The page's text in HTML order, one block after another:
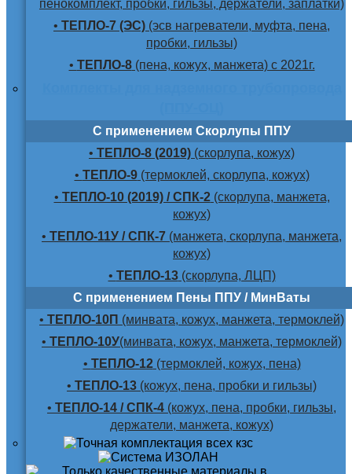
пенокомплект, пробки, гильзы, держатели, заплатки)
• ТЕПЛО-7 (ЭС) (эсв нагреватели, муфта, пена,
пробки, гильзы)
• ТЕПЛО-8(пена, кожух, манжета) с 2021г.
С применением Скорлупы ППУ
• ТЕПЛО-8 (2019) (скорлупа, кожух)
• ТЕПЛО-9(термоклей, скорлупа, кожух)
• ТЕПЛО-10 (2019) / СПК-2(скорлупа, манжета,
кожух)
• ТЕПЛО-11У / СПК-7 (манжета, скорлупа, манжета,
кожух)
• ТЕПЛО-13(скорлупа, ЛЦП)
С применением Пены ППУ / МинВаты
• ТЕПЛО-10П (минвата, кожух, манжета, термоклей)
• ТЕПЛО-10У(минвата, кожух, манжета, термоклей)
• ТЕПЛО-12(термоклей, кожух, пена)
• ТЕПЛО-13 (кожух, пена, пробки и гильзы)
• ТЕПЛО-14 / СПК-4 (кожух, пена, пробки, гильзы,
держатели, манжета, кожух)